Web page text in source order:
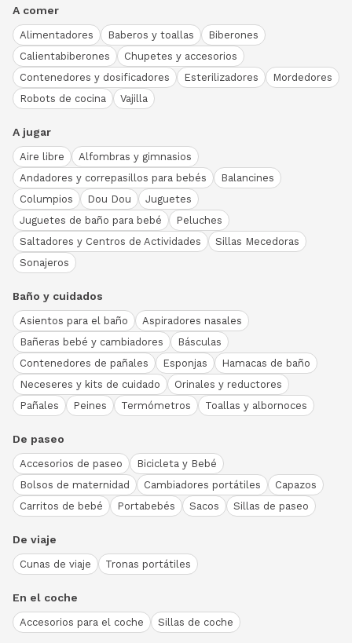
A comer
Alimentadores Baberos y toallas
Biberones
Calientabiberones
Chupetes y accesorios
Contenedores y dosificadores
Esterilizadores
Mordedores
Robots de cocina
Vajilla
A jugar
Aire libre
Alfombras y gimnasios
Andadores y correpasillos para bebés
Balancines
Columpios
Dou Dou
Juguetes
Juguetes de baño para bebé
Peluches
Saltadores y Centros de Actividades
Sillas Mecedoras
Sonajeros
Baño y cuidados
Asientos para el baño
Aspiradores nasales
Bañeras bebé y cambiadores
Básculas
Contenedores de pañales
Esponjas
Hamacas de baño
Neceseres y kits de cuidado
Orinales y reductores
Pañales
Peines Termómetros Toallas y albornoces
De paseo
Accesorios de paseo
Bicicleta y Bebé
Bolsos de maternidad
Cambiadores portátiles
Capazos
Carritos de bebé
Portabebés Sacos Sillas de paseo
De viaje
Cunas de viaje Tronas portátiles
En el coche
Accesorios para el coche Sillas de coche